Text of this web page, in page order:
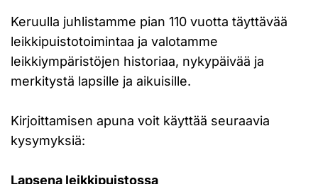
Keruulla juhlistamme pian 110 vuotta täyttävää
leikkipuistotoimintaa ja valotamme
leikkiympäristöjen historiaa, nykypäivää ja
merkitystä lapsille ja aikuisille.
Kirjoittamisen apuna voit käyttää seuraavia
kysymyksiä:
Lapsena leikkipuistossa